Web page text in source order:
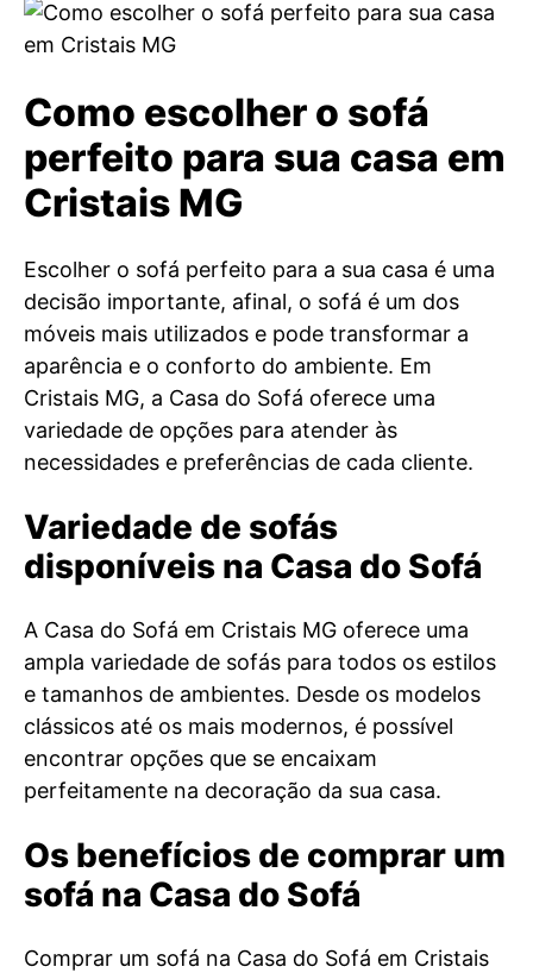
Como escolher o sofá
perfeito para sua casa em
Cristais MG
Escolher o sofá perfeito para a sua casa é uma
decisão importante, afinal, o sofá é um dos
móveis mais utilizados e pode transformar a
aparência e o conforto do ambiente. Em
Cristais MG, a Casa do Sofá oferece uma
variedade de opções para atender às
necessidades e preferências de cada cliente.
Variedade de sofás
disponíveis na Casa do Sofá
A Casa do Sofá em Cristais MG oferece uma
ampla variedade de sofás para todos os estilos
e tamanhos de ambientes. Desde os modelos
clássicos até os mais modernos, é possível
encontrar opções que se encaixam
perfeitamente na decoração da sua casa.
Os benefícios de comprar um
sofá na Casa do Sofá
Comprar um sofá na Casa do Sofá em Cristais